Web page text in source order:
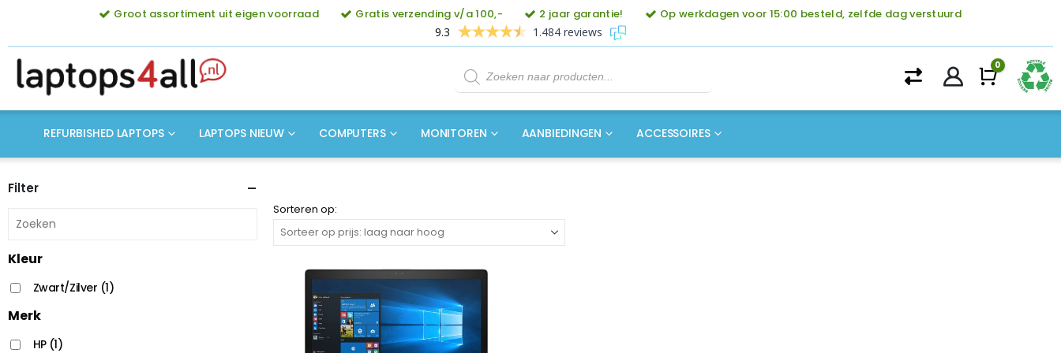
Groot assortiment uit eigen voorraad Gratis verzending v/a 100,- 2 jaar garantie!
Op werkdagen voor 15:00 besteld, zelfde dag verstuurd
9.3
1.484 reviews
Producten
zoeken
0
REFURBISHED LAPTOPS LAPTOPS NIEUW COMPUTERS MONITOREN AANBIEDINGEN ACCESSOIRES
Sorteren op:
Filter
Kleur
Zwart/Zilver (1)
Merk
HP (1)